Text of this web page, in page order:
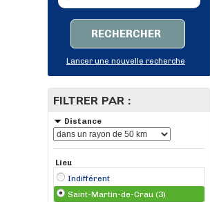
RECHERCHER
Lancer une nouvelle recherche
FILTRER PAR :
Distance
Lieu
Indifférent
Saint-Martin-de-Crau (3)